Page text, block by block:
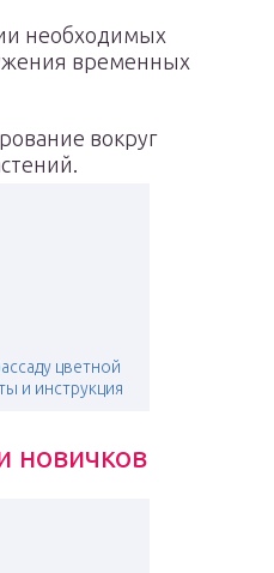
необходимых
временных
вокруг
цветной
и инструкция
новичков